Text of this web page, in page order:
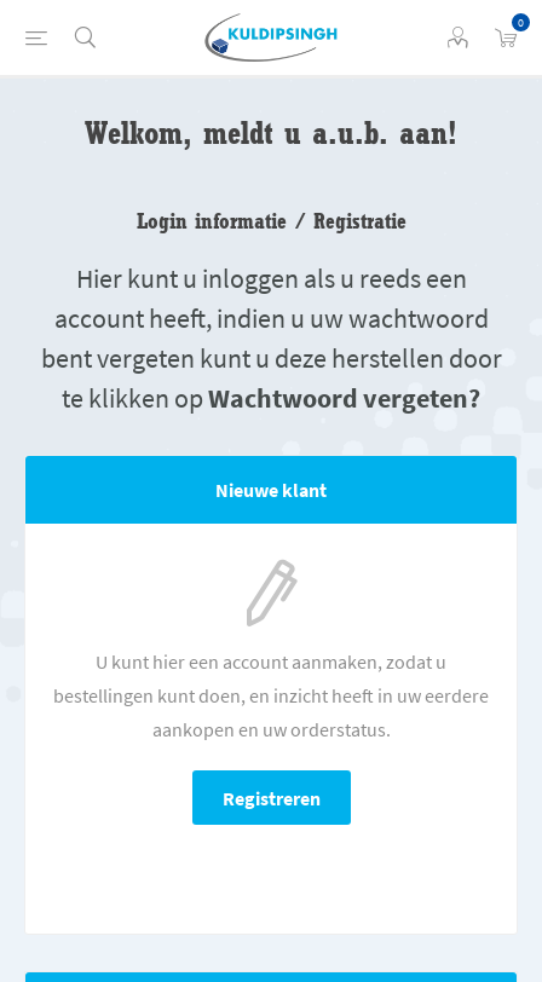
0
Welkom, meldt u a.u.b. aan!
Login informatie / Registratie
Hier kunt u inloggen als u reeds een
account heeft, indien u uw wachtwoord
bent vergeten kunt u deze herstellen door
te klikken opWachtwoord vergeten?
Nieuwe klant
U kunt hier een account aanmaken, zodat u
bestellingen kunt doen, en inzicht heeft in uw eerdere
aankopen en uw orderstatus.